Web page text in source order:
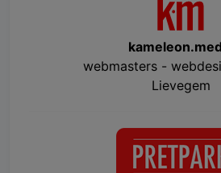
webmasters -
Lievegem